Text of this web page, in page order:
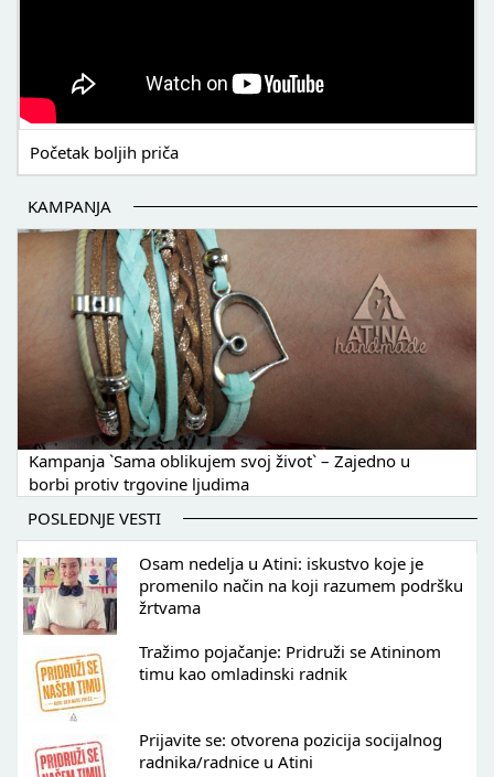
Početak boljih priča
KAMPANJA
Kampanja `Sama oblikujem svoj život` – Zajedno u
borbi protiv trgovine ljudima
POSLEDNJE VESTI
Osam nedelja u Atini: iskustvo koje je
promenilo način na koji razumem podršku
žrtvama
Tražimo pojačanje: Pridruži se Atininom
timu kao omladinski radnik
Prijavite se: otvorena pozicija socijalnog
radnika/radnice u Atini